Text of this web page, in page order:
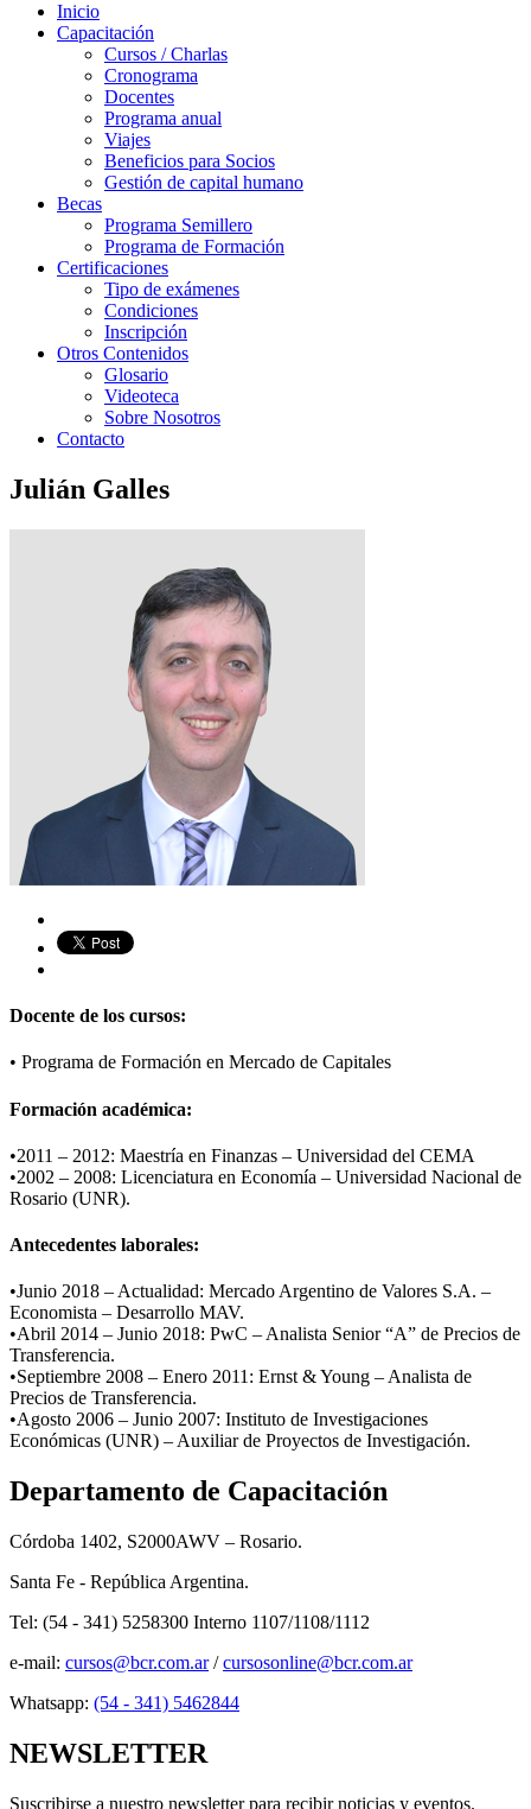
Inicio
Capacitación
Cursos / Charlas
Cronograma
Docentes
Programa anual
Viajes
Beneficios para Socios
Gestión de capital humano
Becas
Programa Semillero
Programa de Formación
Certificaciones
Tipo de exámenes
Condiciones
Inscripción
Otros Contenidos
Glosario
Videoteca
Sobre Nosotros
Contacto
Julián Galles
Docente de los cursos:
• Programa de Formación en Mercado de Capitales
Formación académica:
​•2011 – 2012: Maestría en Finanzas – Universidad del CEMA
•2002 – 2008: Licenciatura en Economía – Universidad Nacional de
Rosario (UNR).
Antecedentes laborales:
​•Junio 2018 – Actualidad: Mercado Argentino de Valores S.A. –
Economista – Desarrollo MAV.
•Abril 2014 – Junio 2018: PwC – Analista Senior “A” de Precios de
Transferencia.
•Septiembre 2008 – Enero 2011: Ernst & Young – Analista de
Precios de Transferencia.
•Agosto 2006 – Junio 2007: Instituto de Investigaciones
Económicas (UNR) – Auxiliar de Proyectos de Investigación.
Departamento de Capacitación
Córdoba 1402, S2000AWV – Rosario.
Santa Fe - República Argentina.
Tel: (54 - 341) 5258300 Interno 1107/1108/1112
e-mail: cursos@bcr.com.ar/cursosonline@bcr.com.ar
Whatsapp: (54 - 341) 5462844
NEWSLETTER
Suscribirse a nuestro newsletter para recibir noticias y eventos.